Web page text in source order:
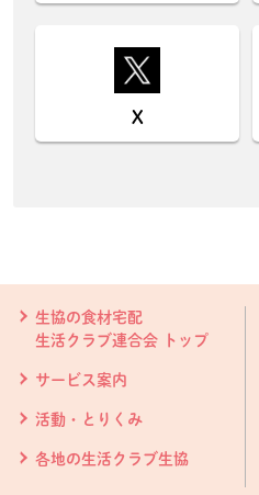
X
生協の食材宅配
生活クラブ連合会 トップ
サービス案内
活動・とりくみ
各地の生活クラブ生協